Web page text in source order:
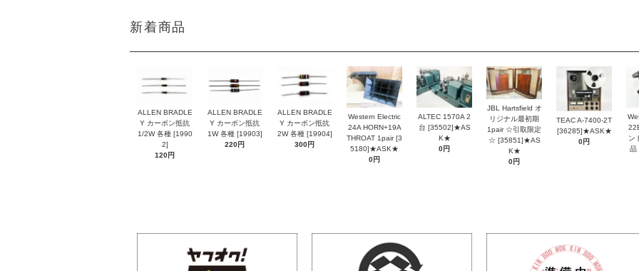
新着商品
ALLEN BRADLE
Y カーボン抵抗
1/2W 各種 [1990
2]
120円
ALLEN BRADLE
Y カーボン抵抗
1W 各種 [19903]
220円
ALLEN BRADLE
Y カーボン抵抗
2W 各種 [19904]
300円
Western Electric
24A HORN+19A
THROAT 1pair [3
5180]★ASK★
0円
ALTEC 1570A 2
台 [35502]★AS
K★
0円
JBL Hartsfield オ
リジナル最初期
1pair ☆引取限定
☆ [35851]★AS
K★
0円
TEAC A-7400-2T
[36285]★ASK★
0円
ン
品